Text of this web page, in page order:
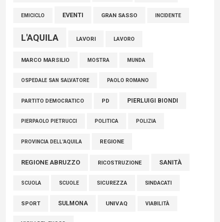
EMICICLO EVENTI GRAN SASSO INCIDENTE
L'AQUILA LAVORI LAVORO
MARCO MARSILIO MOSTRA MUNDA
OSPEDALE SAN SALVATORE PAOLO ROMANO
PARTITO DEMOCRATICO PD PIERLUIGI BIONDI
PIERPAOLO PIETRUCCI POLITICA POLIZIA
PROVINCIA DELL'AQUILA REGIONE
REGIONE ABRUZZO RICOSTRUZIONE SANITÀ
SCUOLA SCUOLE SICUREZZA SINDACATI
SPORT SULMONA UNIVAQ VIABILITÀ